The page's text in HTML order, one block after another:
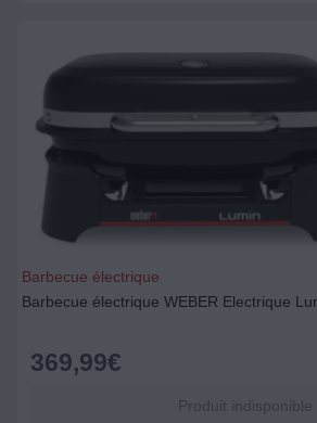
Barbecue électrique
Barbecue électrique WEBER Electrique
369,99€
Produit indisponible